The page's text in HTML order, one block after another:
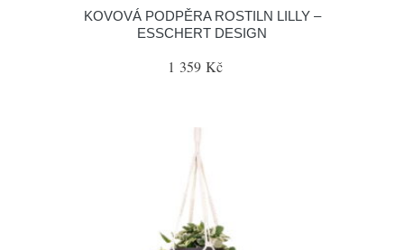
KOVOVÁ PODPĚRA ROSTILN LILLY –
ESSCHERT DESIGN
1 359 Kč